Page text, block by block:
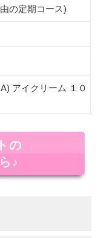
の定期コース)
アイクリーム １０
の
♪